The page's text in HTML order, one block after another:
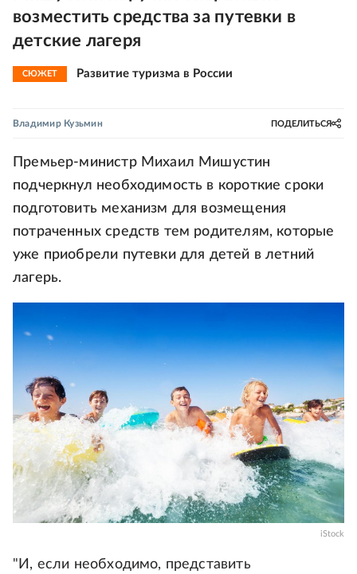
возместить средства за путевки в
детские лагеря
СЮЖЕТ Развитие туризма в России
Владимир Кузьмин ПОДЕЛИТЬСЯ
Премьер-министр Михаил Мишустин
подчеркнул необходимость в короткие сроки
подготовить механизм для возмещения
потраченных средств тем родителям, которые
уже приобрели путевки для детей в летний
лагерь.
iStock
"И, если необходимо, представить